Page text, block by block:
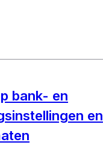
bank- en
en